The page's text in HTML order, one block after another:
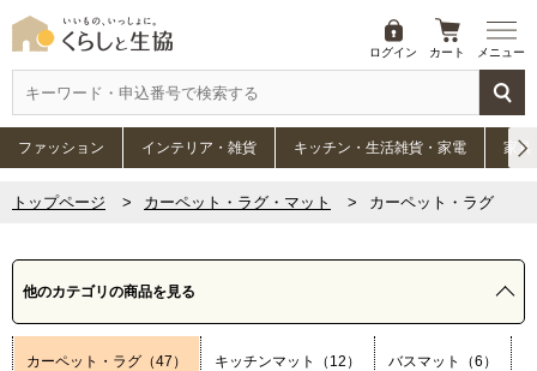
ログイン カート メニュー
ファッション インテリア・雑貨 キッチン・生活雑貨・家電 家具
トップページ カーペット・ラグ・マット カーペット・ラグ
他のカテゴリの商品を見る
カーペット・ラグ（47） キッチンマット（12） バスマット（6）